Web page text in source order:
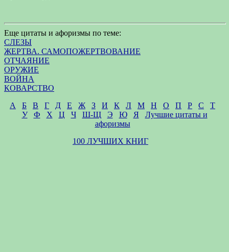
Еще цитаты и афоризмы по теме:
СЛЕЗЫ
ЖЕРТВА. САМОПОЖЕРТВОВАНИЕ
ОТЧАЯНИЕ
ОРУЖИЕ
ВОЙНА
КОВАРСТВО
А
Б В Г Д Е Ж З И К Л М Н О П Р С
Т
У
Ф Х Ц Ч Ш-Щ Э Ю Я
Лучшие цитаты и
афоризмы
100 ЛУЧШИХ КНИГ